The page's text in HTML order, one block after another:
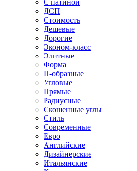
С патиной
ДСП
Стоимость
Дешевые
Дорогие
Эконом-класс
Элитные
Форма
П-образные
Угловые
Прямые
Радиусные
Скошенные углы
Стиль
Современные
Евро
Английские
Дизайнерские
Итальянские